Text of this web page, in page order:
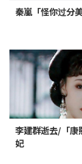
秦嵐「怪你过分美
李建群逝去/「康
妃